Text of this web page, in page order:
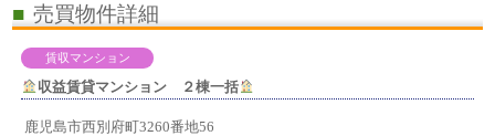
■ 売買物件詳細
賃収マンション
収益賃貸マンション ２棟一括
鹿児島市西別府町3260番地56